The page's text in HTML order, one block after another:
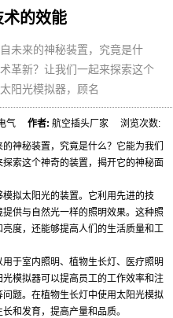
的效能
未来的神秘装置，究竟是什
革新？让我们一起来探索这个
阳光模拟器，顾名
电气作者: 航空插头厂家 浏览次数:
神秘装置，究竟是什么？它能为我们
索这个神奇的装置，揭开它的神秘面
拟太阳光的装置。它利用先进的技
供与自然光一样的照明效果。这种照
度，还能够提高人们的生活质量和工
于室内照明、植物生长灯、医疗照明
模拟器可以提高员工的工作效率和注
题。在植物生长灯中使用太阳光模拟
和发育，提高产量和品质。